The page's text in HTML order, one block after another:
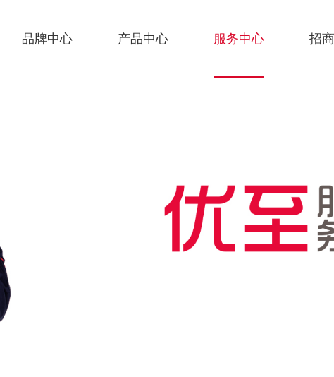
品牌中心 产品中心 服务中心 招